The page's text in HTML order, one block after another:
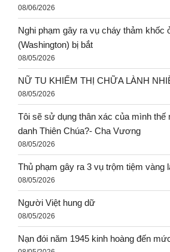
08/06/2026
Nghi phạm gây ra vụ cháy thảm khốc
(Washington) bị bắt
08/05/2026
NỮ TU KHIẾM THỊ CHỮA LÀNH
08/05/2026
Tôi sẽ sử dụng thân xác của mình thế
danh Thiên Chúa?- Cha Vương
08/05/2026
Thủ phạm gây ra 3 vụ trộm tiệm vàng
08/05/2026
Người Việt hung dữ
08/05/2026
Nạn đói năm 1945 kinh hoàng đến